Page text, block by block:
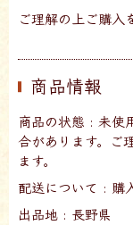
ご理解の上ご購入
商品情報
商品の状態 : 未使
合があります。ご
ます。
配送について : 購
出品地 : 長野県